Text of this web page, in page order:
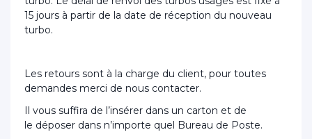
15 jours à partir de la date de réception du nouveau
turbo.
Les retours sont à la charge du client, pour toutes
demandes merci de nous contacter.
Il vous suffira de l’insérer dans un carton et de
le déposer dans n’importe quel Bureau de Poste.